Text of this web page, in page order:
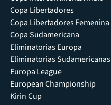
Copa Libertadores
Copa Libertadores Femenina
Copa Sudamericana
Eliminatorias Europa
Eliminatorias Sudamericanas
Europa League
European Championship
Kirin Cup